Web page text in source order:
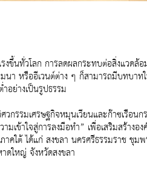
นทั่วโลก การลดผลกระทบต่อสิ่งแวดล้
หรืออีเวนต์ต่าง ๆ ก็สามารถมีบทบา
อย่างเป็นรูปธรรม
รรมเศรษฐกิจหมุนเวียนและก๊าซเรือ
ข้าใจสู่การลงมือทำ” เพื่อเสริมสร้าง
คใต้ ได้แก่ สงขลา นครศรีธรรมราช
ดใหญ่ จังหวัดสงขลา